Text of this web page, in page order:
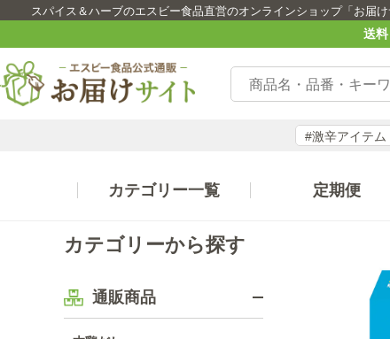
スパイス＆ハーブのエスビー食品直営のオンラインショップ「お届け
送
#激辛アイテム
カテゴリー一覧 定期便
カテゴリーから探す
通販商品